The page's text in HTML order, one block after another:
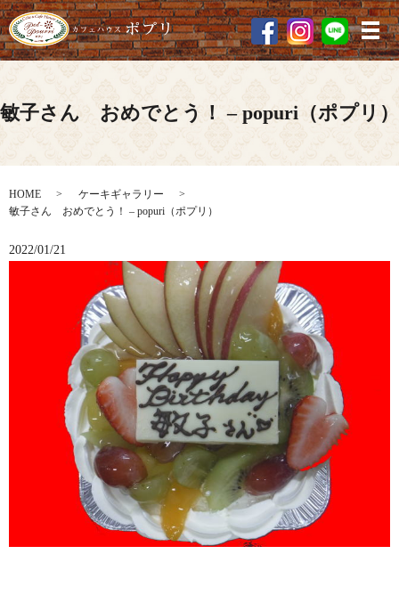
メ
敏子さん おめでとう！ – popuri（ポプリ）
HOME
ケーキギャラリー
敏子さん おめでとう！ – popuri（ポプリ）
2022/01/21